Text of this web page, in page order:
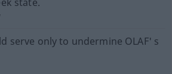
serve only to undermine OLAF' s